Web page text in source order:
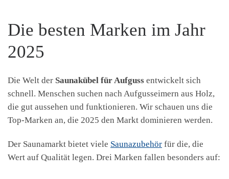
Die besten Marken im Jahr
2025
Die Welt der Saunakübel für Aufguss entwickelt sich
schnell. Menschen suchen nach Aufgusseimern aus Holz,
die gut aussehen und funktionieren. Wir schauen uns die
Top-Marken an, die 2025 den Markt dominieren werden.
Der Saunamarkt bietet viele Saunazubehör für die, die
Wert auf Qualität legen. Drei Marken fallen besonders auf: